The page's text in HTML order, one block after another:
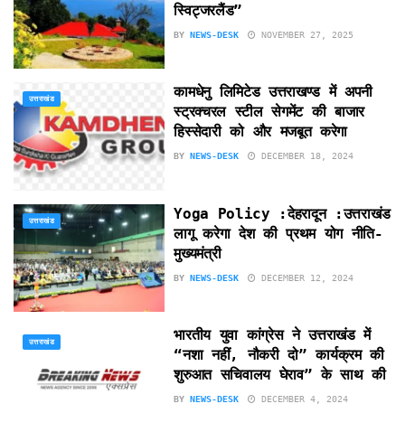
स्विट्जरलैंड”
BY NEWS-DESK NOVEMBER 27, 2025
उत्तराखंड
कामधेनु लिमिटेड उत्तराखण्ड में अपनी
स्ट्रक्चरल स्टील सेगमेंट की बाजार
हिस्सेदारी को और मजबूत करेगा
BY NEWS-DESK DECEMBER 18, 2024
उत्तराखंड
Yoga Policy :देहरादून :उत्तराखंड
लागू करेगा देश की प्रथम योग नीति-
मुख्यमंत्री
BY NEWS-DESK DECEMBER 12, 2024
उत्तराखंड
भारतीय युवा कांग्रेस ने उत्तराखंड में
“नशा नहीं, नौकरी दो” कार्यक्रम की
शुरुआत सचिवालय घेराव” के साथ की
BY NEWS-DESK DECEMBER 4, 2024